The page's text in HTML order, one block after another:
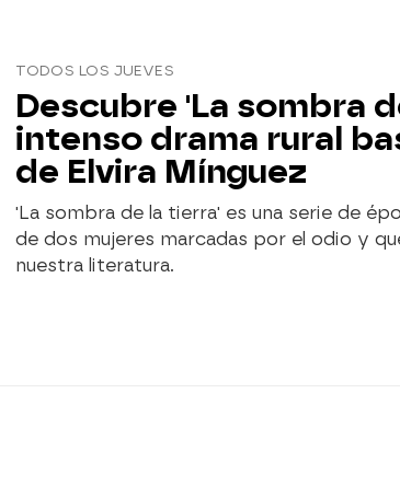
TODOS LOS JUEVES
Descubre 'La sombra
intenso drama rural
de Elvira Mínguez
'La sombra de la tierra' es una serie de
de dos mujeres marcadas por el odio y
nuestra literatura.